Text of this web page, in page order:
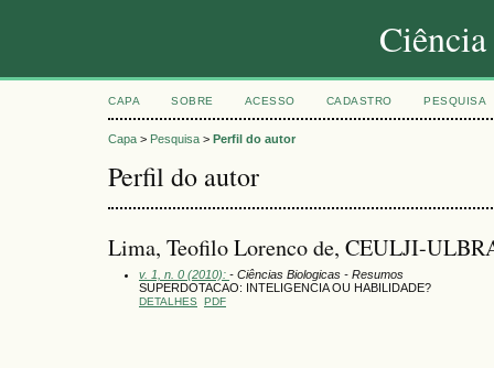
CAPA SOBRE ACESSO CADASTRO PESQUISA
Capa > Pesquisa > Perfil do autor
Perfil do autor
Lima, Teofilo Lorenco de, CEULJI-
v. 1, n. 0 (2010): - Ciências Biologicas - Resumos
SUPERDOTACAO: INTELIGENCIA OU HABILIDADE?
DETALHES PDF